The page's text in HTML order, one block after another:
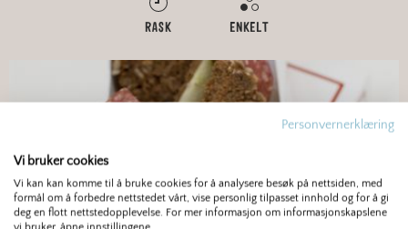
RASK ENKELT
Personvernerklæring
Vi bruker cookies
Vi kan kan komme til å bruke cookies for å analysere besøk på nettsiden, med
formål om å forbedre nettstedet vårt, vise personlig tilpasset innhold og for å gi
deg en flott nettstedopplevelse. For mer informasjon om informasjonskapslene